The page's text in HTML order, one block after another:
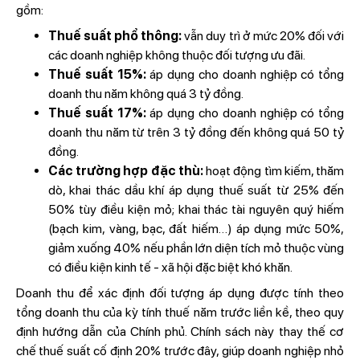
gồm:
Thuế suất phổ thông:vẫn duy trì ở mức 20% đối với
các doanh nghiệp không thuộc đối tượng ưu đãi.
Thuế suất 15%:áp dụng cho doanh nghiệp có tổng
doanh thu năm không quá 3 tỷ đồng.
Thuế suất 17%:áp dụng cho doanh nghiệp có tổng
doanh thu năm từ trên 3 tỷ đồng đến không quá 50 tỷ
đồng.
Các trường hợp đặc thù:hoạt động tìm kiếm, thăm
dò, khai thác dầu khí áp dụng thuế suất từ 25% đến
50% tùy điều kiện mỏ; khai thác tài nguyên quý hiếm
(bạch kim, vàng, bạc, đất hiếm…) áp dụng mức 50%,
giảm xuống 40% nếu phần lớn diện tích mỏ thuộc vùng
có điều kiện kinh tế - xã hội đặc biệt khó khăn.
Doanh thu để xác định đối tượng áp dụng được tính theo
tổng doanh thu của kỳ tính thuế năm trước liền kề, theo quy
định hướng dẫn của Chính phủ. Chính sách này thay thế cơ
chế thuế suất cố định 20% trước đây, giúp doanh nghiệp nhỏ